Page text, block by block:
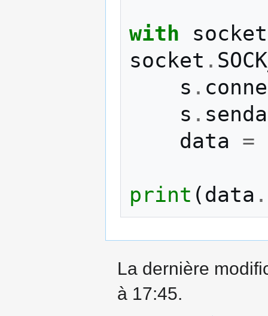
with socket
socket .
s .
s .
data
=
print ( data .
La dernière
à 17:45.